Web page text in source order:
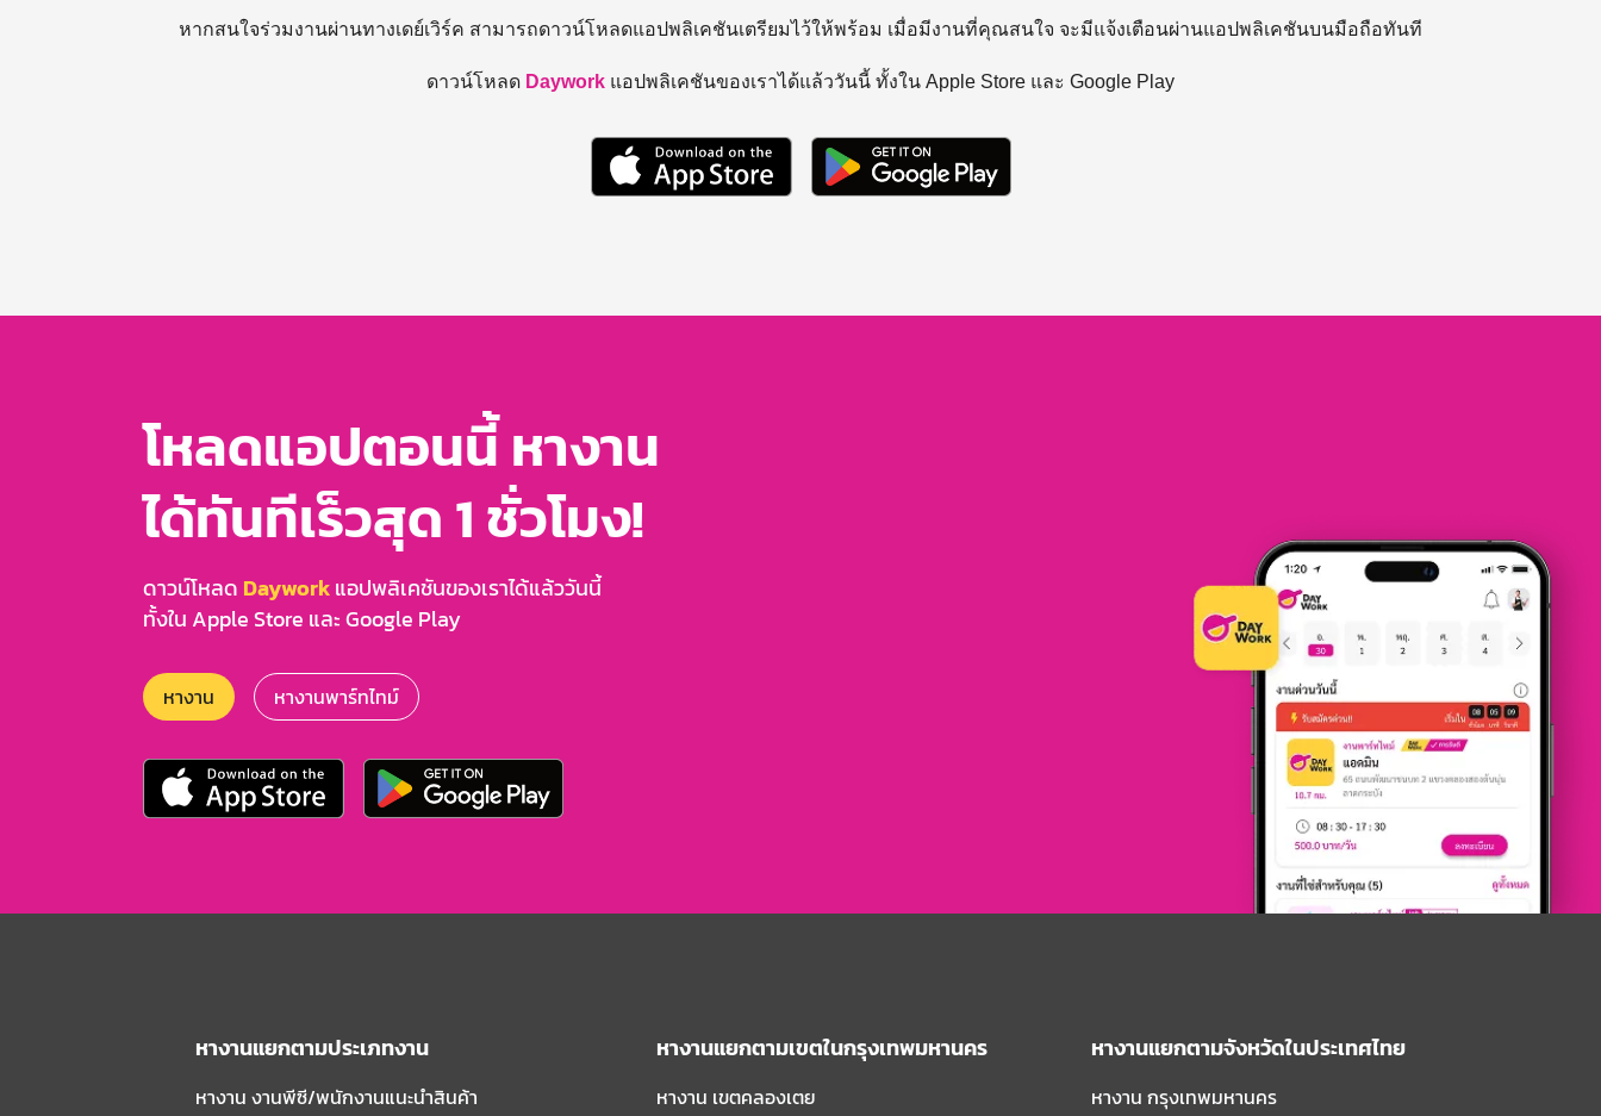
หากสนใจร่วมงานผ่านทางเดย์เวิร์ค สามารถดาวน์โหลดแอปพลิเคชันเตรียมไว้ให้พร้อม เมื่อมีงานที่คุณสนใจ จะมีแจ้งเตือนผ่านแอปพลิเคชันบนมือถือทันที
ดาวน์โหลด Daywork แอปพลิเคชันของเราได้แล้ววันนี้ ทั้งใน Apple Store และ Google Play
โหลดแอปตอนนี้ หางาน
ได้ทันทีเร็วสุด 1 ชั่วโมง!
ดาวน์โหลด Dayworkแอปพลิเคชันของเราได้แล้ววันนี้
ทั้งใน Apple Store และ Google Play
หางาน หางานพาร์ทไทม์
หางานแยกตามประเภทงาน
หางาน งานพีซี/พนักงานแนะนําสินค้า
หางานแยกตามเขตในกรุงเทพมหานคร
หางาน เขตคลองเตย
หางานแยกตามจังหวัดในประเทศไทย
หางาน กรุงเทพมหานคร